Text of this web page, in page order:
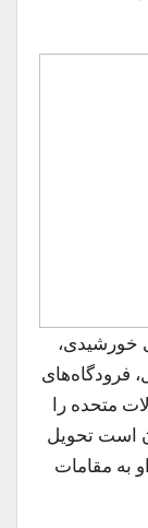
خورشیدی،
فرودگاه‌های
متحده را
است تحویل
به مقامات